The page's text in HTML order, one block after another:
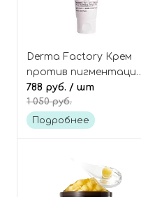
Derma Factory Крем
против пигментации
и пост-акне с 6%
транексамовой
кислоты, Tranexamic
788 руб. / шт
1 050 руб.
Подробнее